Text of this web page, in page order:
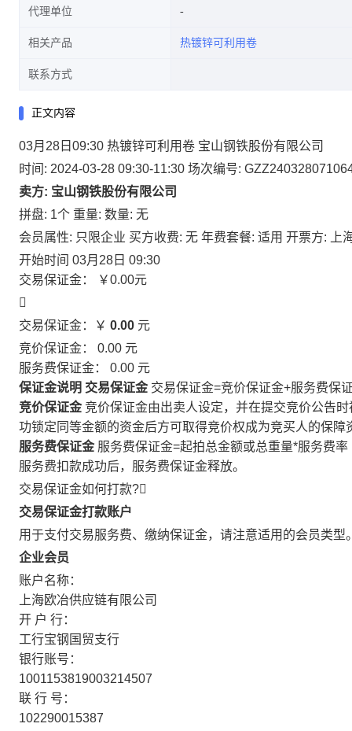
代理单位
相关产品 热镀锌可利用卷
联系方式
正文内容
03月28日09:30 热镀锌可利用卷 宝山钢铁股份有限公司
时间: 2024-03-28 09:30-11:30 场次编号:
卖方: 宝山钢铁股份有限公司
拼盘: 1个 重量: 数量: 无
会员属性: 只限企业 买方收费: 无 年费套餐: 适用 开票方: 上
开始时间 03月28日 09:30
交易保证金：
￥0.00元

交易保证金：￥ 0.00 元
竞价保证金： 0.00 元
服务费保证金： 0.00 元
保证金说明 交易保证金 交易保证金=竞价保证金+服务费保
竞价保证金 竞价保证金由出卖人设定，并在提交竞价公告
功锁定同等金额的资金后方可取得竞价权成为竞买人的保障
服务费保证金 服务费保证金=起拍总金额或总重量*服务费率
服务费扣款成功后，服务费保证金释放。
交易保证金如何打款?
交易保证金打款账户
用于支付交易服务费、缴纳保证金，请注意适用的会员类型
企业会员
账户名称：
上海欧冶供应链有限公司
开 户 行：
工行宝钢国贸支行
银行账号：
1001153819003214507
联 行 号：
102290015387